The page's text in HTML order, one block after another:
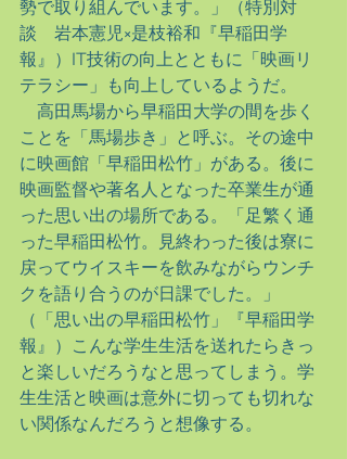
勢で取り組んでいます。」（特別対
談　岩本憲児×是枝裕和『早稲田学
報』）IT技術の向上とともに「映画リ
テラシー」も向上しているようだ。
高田馬場から早稲田大学の間を歩く
ことを「馬場歩き」と呼ぶ。その途中
に映画館「早稲田松竹」がある。後に
映画監督や著名人となった卒業生が通
った思い出の場所である。「足繁く通
った早稲田松竹。見終わった後は寮に
戻ってウイスキーを飲みながらウンチ
クを語り合うのが日課でした。」
（「思い出の早稲田松竹」『早稲田学
報』）こんな学生生活を送れたらきっ
と楽しいだろうなと思ってしまう。学
生生活と映画は意外に切っても切れな
い関係なんだろうと想像する。